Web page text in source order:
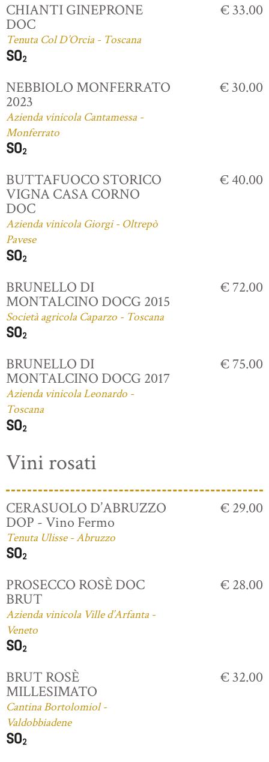
CHIANTI GINEPRONE
DOC
Tenuta Col D’Orcia - Toscana
€ 33.00
NEBBIOLO MONFERRATO
2023
Azienda vinicola Cantamessa -
Monferrato
€ 30.00
BUTTAFUOCO STORICO
VIGNA CASA CORNO
DOC
Azienda vinicola Giorgi - Oltrepò
Pavese
€ 40.00
BRUNELLO DI
MONTALCINO DOCG 2015
Società agricola Caparzo - Toscana
€ 72.00
BRUNELLO DI
MONTALCINO DOCG 2017
Azienda vinicola Leonardo -
Toscana
€ 75.00
Vini rosati
CERASUOLO D’ABRUZZO
DOP - Vino Fermo
Tenuta Ulisse - Abruzzo
€ 29.00
PROSECCO ROSÈ DOC
BRUT
Azienda vinicola Ville d’Arfanta -
Veneto
€ 28.00
BRUT ROSÈ
MILLESIMATO
Cantina Bortolomiol -
Valdobbiadene
€ 32.00